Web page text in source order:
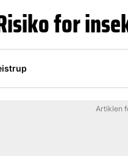
for
Artiklen